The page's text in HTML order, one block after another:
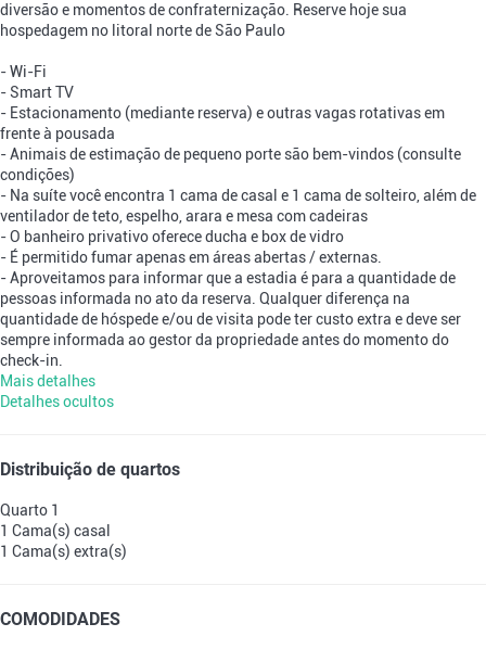
diversão e momentos de confraternização. Reserve hoje sua
hospedagem no litoral norte de São Paulo
- Wi-Fi
- Smart TV
- Estacionamento (mediante reserva) e outras vagas rotativas em
frente à pousada
- Animais de estimação de pequeno porte são bem-vindos (consulte
condições)
- Na suíte você encontra 1 cama de casal e 1 cama de solteiro, além de
ventilador de teto, espelho, arara e mesa com cadeiras
- O banheiro privativo oferece ducha e box de vidro
- É permitido fumar apenas em áreas abertas / externas.
- Aproveitamos para informar que a estadia é para a quantidade de
pessoas informada no ato da reserva. Qualquer diferença na
quantidade de hóspede e/ou de visita pode ter custo extra e deve ser
sempre informada ao gestor da propriedade antes do momento do
check-in.
Mais detalhes
Detalhes ocultos
Distribuição de quartos
Quarto 1
1 Cama(s) casal
1 Cama(s) extra(s)
COMODIDADES